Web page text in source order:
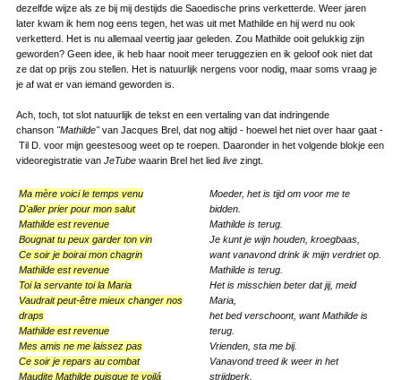
dezelfde wijze als ze bij mij destijds die Saoedische prins verketterde. Weer jaren
later kwam ik hem nog eens tegen, het was uit met Mathilde en hij werd nu ook
verketterd. Het is nu allemaal veertig jaar geleden. Zou Mathilde ooit gelukkig zijn
geworden? Geen idee, ik heb haar nooit meer teruggezien en ik geloof ook niet dat
ze dat op prijs zou stellen. Het is natuurlijk nergens voor nodig, maar soms vraag je
je af wat er van iemand geworden is.
Ach, toch, tot slot natuurlijk de tekst en een vertaling van dat indringende
chanson "Mathilde"van Jacques Brel, dat nog altijd - hoewel het niet over haar gaat -
Til D. voor mijn geestesoog weet op te roepen. Daaronder in het volgende blokje een
videoregistratie vanJeTubewaarin Brel het lied live zingt.
Ma mère voici le temps venu
D'aller prier pour mon salut
Mathilde est revenue
Bougnat tu peux garder ton vin
Ce soir je boirai mon chagrin
Mathilde est revenue
Toi la servante toi la Maria
Vaudrait peut-être mieux changer nos
draps
Mathilde est revenue
Mes amis ne me laissez pas
Ce soir je repars au combat
Maudite Mathilde puisque te voilá
Moeder, het is tijd om voor me te
bidden.
Mathilde is terug.
Je kunt je wijn houden, kroegbaas,
want vanavond drink ik mijn ver­driet op.
Mathilde is terug.
Het is misschien beter dat jij, meid
Maria,
het bed verschoont, want Mathilde is
terug.
Vrienden, sta me bij.
Vanavond treed ik weer in het
strijdperk,